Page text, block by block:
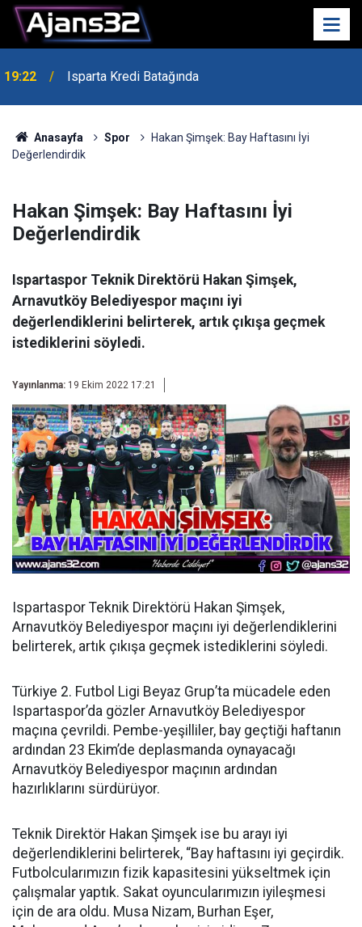
19:22 Isparta Kredi Batağında
Anasayfa Spor
Hakan Şimşek: Bay Haftasını İyi
Değerlendirdik
Hakan Şimşek: Bay Haftasını İyi
Değerlendirdik
Ispartaspor Teknik Direktörü Hakan Şimşek,
Arnavutköy Belediyespor maçını iyi
değerlendiklerini belirterek, artık çıkışa geçmek
istediklerini söyledi.
Yayınlanma: 19 Ekim 2022 17:21
Ispartaspor Teknik Direktörü Hakan Şimşek,
Arnavutköy Belediyespor maçını iyi değerlendiklerini
belirterek, artık çıkışa geçmek istediklerini söyledi.
Türkiye 2. Futbol Ligi Beyaz Grup’ta mücadele eden
Ispartaspor’da gözler Arnavutköy Belediyespor
maçına çevrildi. Pembe-yeşilliler, bay geçtiği haftanın
ardından 23 Ekim’de deplasmanda oynayacağı
Arnavutköy Belediyespor maçının ardından
hazırlıklarını sürdürüyor.
Teknik Direktör Hakan Şimşek ise bu arayı iyi
değerlendiklerini belirterek, “Bay haftasını iyi geçirdik.
Futbolcularımızın fizik kapasitesini yükseltmek için
çalışmalar yaptık. Sakat oyuncularımızın iyileşmesi
için de ara oldu. Musa Nizam, Burhan Eşer,